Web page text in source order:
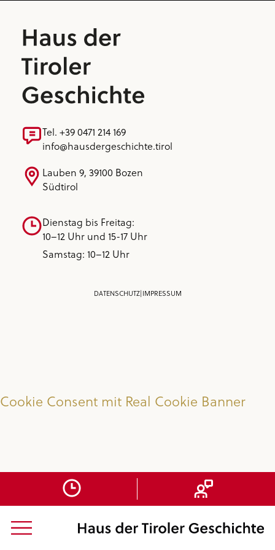
Tel. +39 0471 214 169
info@hausdergeschichte.tirol
Lauben 9, 39100 Bozen
Südtirol
Dienstag bis Freitag:
10–12 Uhr und 15-17 Uhr
Samstag: 10–12 Uhr
DATENSCHUTZ|IMPRESSUM
Cookie Consent mit Real Cookie Banner